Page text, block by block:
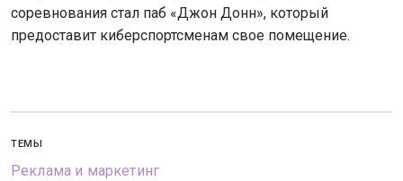
соревнования стал паб «Джон Донн», который
предоставит киберспортсменам свое помещение.
ТЕМЫ
Реклама и маркетинг